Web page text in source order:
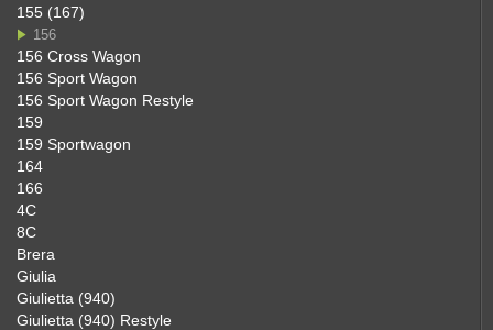
155 (167)
156
156 Cross Wagon
156 Sport Wagon
156 Sport Wagon Restyle
159
159 Sportwagon
164
166
4C
8C
Brera
Giulia
Giulietta (940)
Giulietta (940) Restyle